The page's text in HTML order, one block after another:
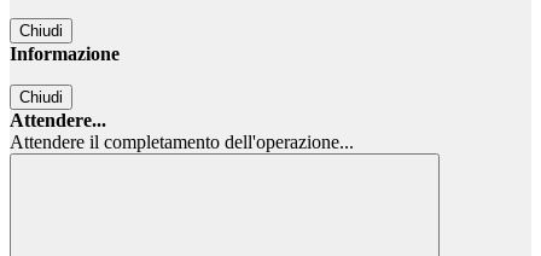
Chiudi
Informazione
Chiudi
Attendere...
Attendere il completamento dell'operazione...